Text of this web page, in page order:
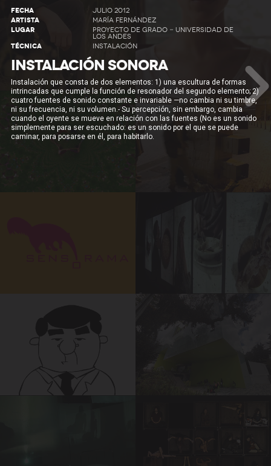
FECHA JULIO 2012
ARTISTA MARÍA FERNÁNDEZ
LUGAR
PROYECTO DE GRADO - UNIVERSIDAD DE
LOS ANDES
TÉCNICA INSTALACIÓN
INSTALACIÓN SONORA
Instalación que consta de dos elementos: 1) una escultura de formas
intrincadas que cumple la función de resonador del segundo elemento; 2)
cuatro fuentes de sonido constante e invariable —no cambia ni su timbre,
ni su frecuencia, ni su volumen.- Su percepción, sin embargo, cambia
cuando el oyente se mueve en relación con las fuentes (No es un sonido
simplemente para ser escuchado: es un sonido por el que se puede
caminar, para posarse en él, para habitarlo.